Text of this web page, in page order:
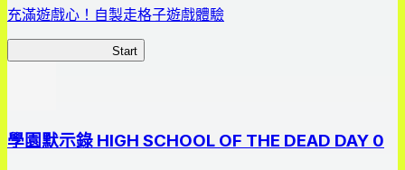
充滿遊戲心！自製走格子遊戲體驗
Start
學園默示錄 HIGH SCHOOL OF THE DEAD DAY 0